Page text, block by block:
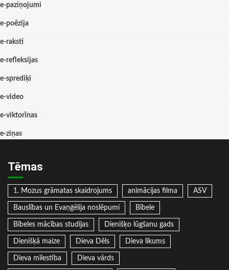
e-paziņojumi
e-poēzija
e-raksti
e-refleksijas
e-sprediķi
e-video
e-viktorīnas
e-ziņas
Tēmas
1. Mozus grāmatas skaidrojums animācijas filma ASV
Bauslības un Evaņģēlija noslēpumi Bībele
Bībeles mācības studijas Dienišķo lūgšanu gads
Dienišķā maize Dieva Dēls Dieva likums
Dieva mīlestība Dieva vārds